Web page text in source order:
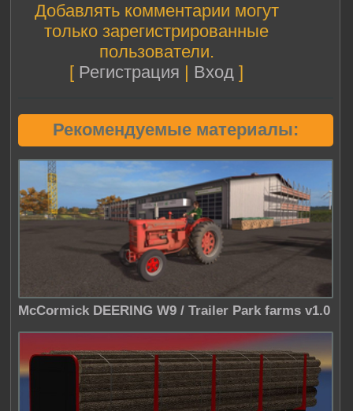
Добавлять комментарии могут
только зарегистрированные
пользователи.
[ Регистрация | Вход ]
Рекомендуемые материалы:
McCormick DEERING W9 / Trailer Park farms v1.0